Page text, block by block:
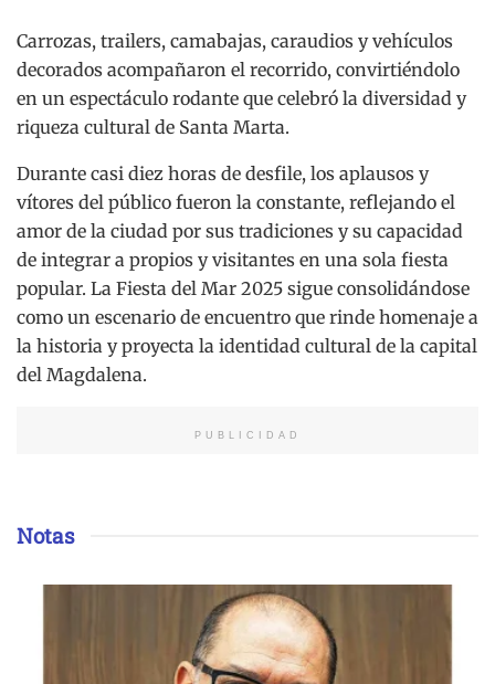
Carrozas, trailers, camabajas, caraudios y vehículos
decorados acompañaron el recorrido, convirtiéndolo
en un espectáculo rodante que celebró la diversidad y
riqueza cultural de Santa Marta.
Durante casi diez horas de desfile, los aplausos y
vítores del público fueron la constante, reflejando el
amor de la ciudad por sus tradiciones y su capacidad
de integrar a propios y visitantes en una sola fiesta
popular. La Fiesta del Mar 2025 sigue consolidándose
como un escenario de encuentro que rinde homenaje a
la historia y proyecta la identidad cultural de la capital
del Magdalena.
PUBLICIDAD
Notas